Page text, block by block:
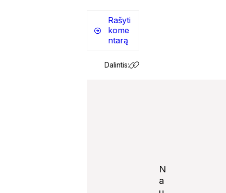
Rašyti
kome
ntarą
Dalintis:
N
a